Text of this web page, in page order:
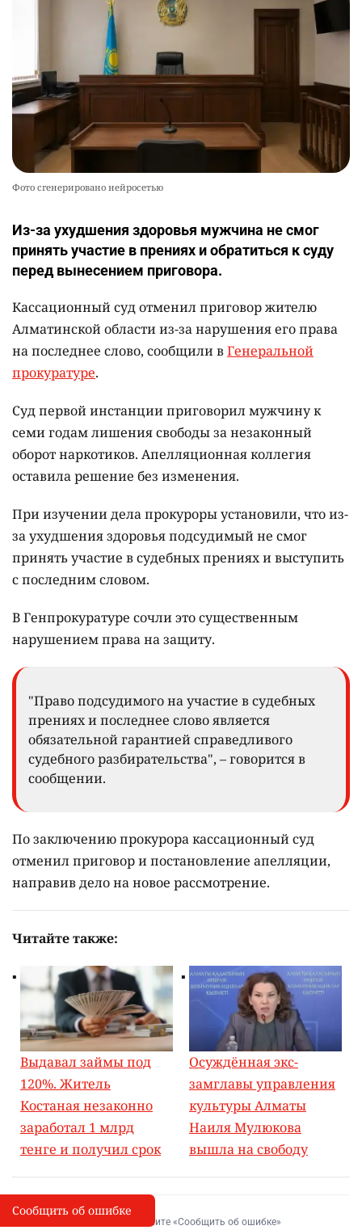
Фото сгенерировано нейросетью
Из-за ухудшения здоровья мужчина не смог
принять участие в прениях и обратиться к суду
перед вынесением приговора.
Кассационный суд отменил приговор жителю
Алматинской области из-за нарушения его права
на последнее слово, сообщили вГенеральной
прокуратуре.
Суд первой инстанции приговорил мужчину к
семи годам лишения свободы за незаконный
оборот наркотиков. Апелляционная коллегия
оставила решение без изменения.
При изучении дела прокуроры установили, что из-
за ухудшения здоровья подсудимый не смог
принять участие в судебных прениях и выступить
с последним словом.
В Генпрокуратуре сочли это существенным
нарушением права на защиту.
"Право подсудимого на участие в судебных
прениях и последнее слово является
обязательной гарантией справедливого
судебного разбирательства", – говорится в
сообщении.
По заключению прокурора кассационный суд
отменил приговор и постановление апелляции,
направив дело на новое рассмотрение.
Читайте также:
Выдавал займы под
120%. Житель
Костаная незаконно
заработал 1 млрд
тенге и получил срок
Осуждённая экс-
замглавы управления
культуры Алматы
Наиля Мулюкова
вышла на свободу
I
Сообщить об опечатке
Выделите фрагмент и нажмите «Сообщить об ошибке»
Сообщить об ошибке